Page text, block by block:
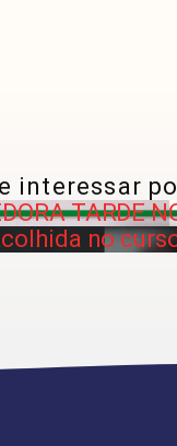
interessar
TARDE
no